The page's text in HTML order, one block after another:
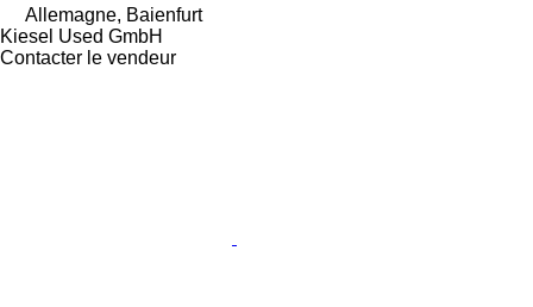
Allemagne, Baienfurt
Kiesel Used GmbH
Contacter le vendeur